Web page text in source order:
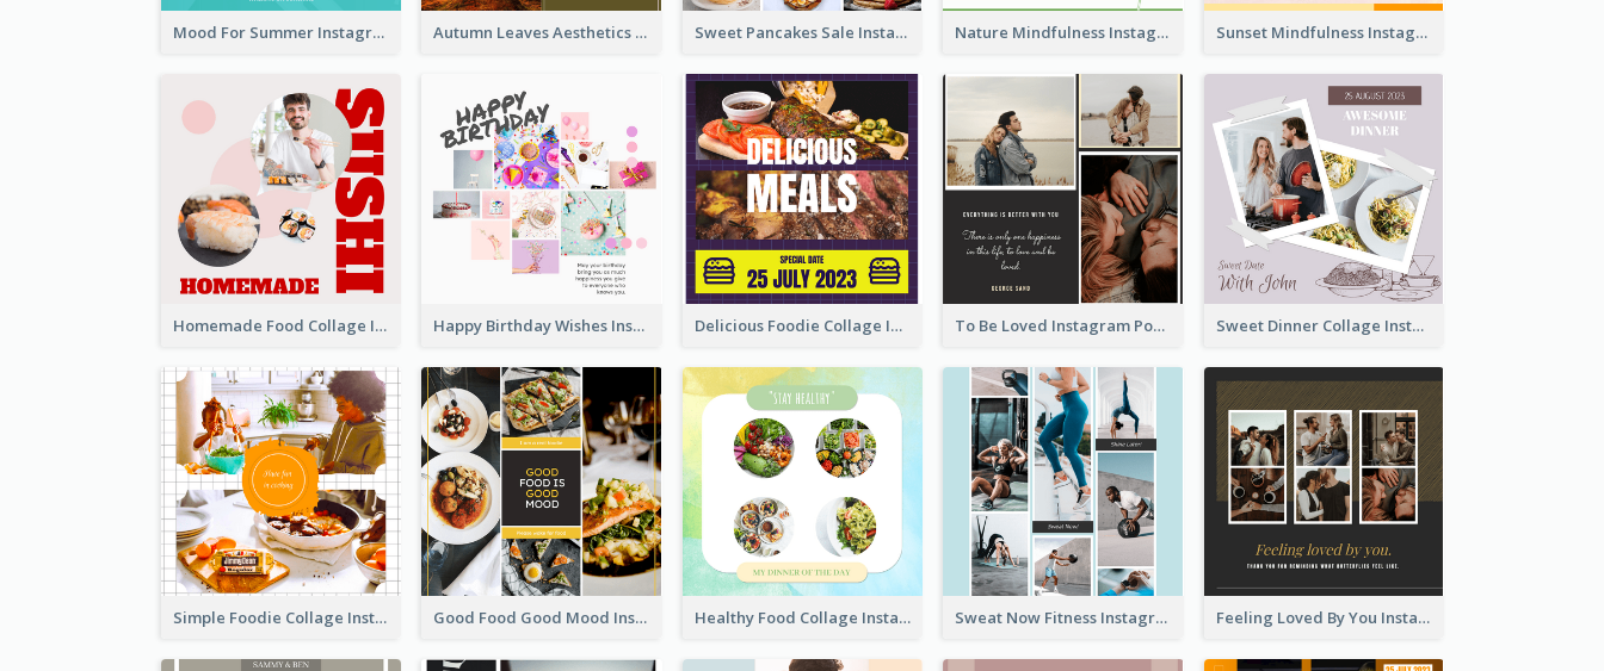
Mood For Summer Instagram Post Autumn Leaves Aesthetics Instagram Post Sweet Pancakes Sale Instagram Post Nature Mindfulness Instagram Post Sunset Mindfulness Instagram Post
Homemade Food Collage Instagram Post Happy Birthday Wishes Instagram Post Delicious Foodie Collage Instagram Post To Be Loved Instagram Post Sweet Dinner Collage Instagram Post
Simple Foodie Collage Instagram Post Good Food Good Mood Instagram Post Healthy Food Collage Instagram Post Sweat Now Fitness Instagram Post Feeling Loved By You Instagram Post